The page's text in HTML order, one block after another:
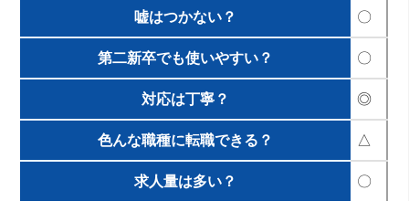
嘘はつかない？ 〇
第二新卒でも使いやすい？ 〇
対応は丁寧？ ◎
色んな職種に転職できる？ △
求人量は多い？ 〇